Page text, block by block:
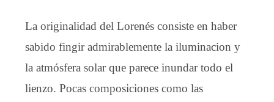
La originalidad del Lorenés consiste en haber
sabido fingir admirablemente la iluminacion y
la atmósfera solar que parece inundar todo el
lienzo. Pocas composiciones como las